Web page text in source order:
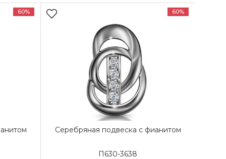
60% 60%
Серебряная подвеска с фианитом
П630-3638